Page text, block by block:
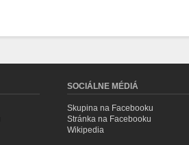
SOCIÁLNE MÉDIÁ
Skupina na Facebooku
Stránka na Facebooku
Wikipedia